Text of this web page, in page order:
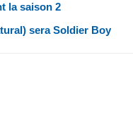
la saison 2
sera Soldier Boy